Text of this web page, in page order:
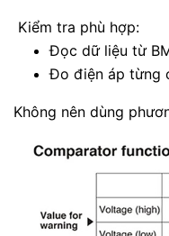
Kiểm tra phù hợp:
Đọc dữ liệu từ
Đo điện áp từng
Không nên dùng